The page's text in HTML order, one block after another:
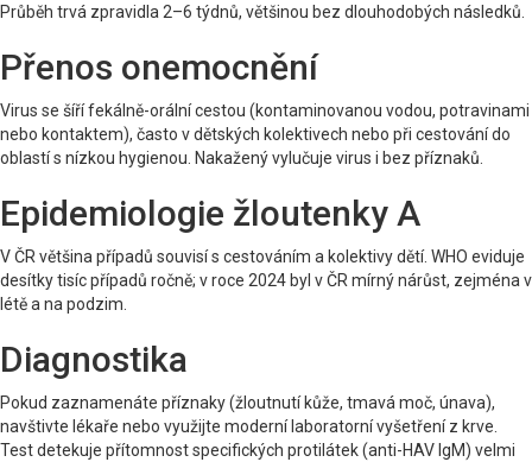
Průběh trvá zpravidla 2–6 týdnů, většinou bez dlouhodobých následků.
Přenos onemocnění
Virus se šíří fekálně-orální cestou (kontaminovanou vodou, potravinami
nebo kontaktem), často v dětských kolektivech nebo při cestování do
oblastí s nízkou hygienou. Nakažený vylučuje virus i bez příznaků.
Epidemiologie žloutenky A
V ČR většina případů souvisí s cestováním a kolektivy dětí. WHO eviduje
desítky tisíc případů ročně; v roce 2024 byl v ČR mírný nárůst, zejména v
létě a na podzim.
Diagnostika
Pokud zaznamenáte příznaky (žloutnutí kůže, tmavá moč, únava),
navštivte lékaře nebo využijte moderní laboratorní vyšetření z krve.
Test detekuje přítomnost specifických protilátek (anti-HAV IgM) velmi